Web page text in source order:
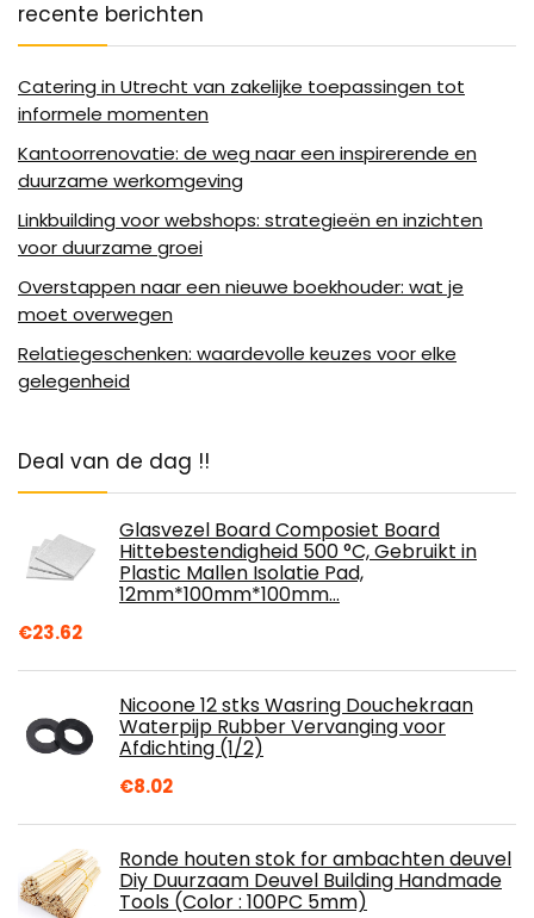
recente berichten
Catering in Utrecht van zakelijke toepassingen tot
informele momenten
Kantoorrenovatie: de weg naar een inspirerende en
duurzame werkomgeving
Linkbuilding voor webshops: strategieën en inzichten
voor duurzame groei
Overstappen naar een nieuwe boekhouder: wat je
moet overwegen
Relatiegeschenken: waardevolle keuzes voor elke
gelegenheid
Deal van de dag !!
Glasvezel Board Composiet Board
Hittebestendigheid 500 °C, Gebruikt in
Plastic Mallen Isolatie Pad,
12mm*100mm*100mm…
€23.62
Nicoone 12 stks Wasring Douchekraan
Waterpijp Rubber Vervanging voor
Afdichting (1/2)
€8.02
Ronde houten stok for ambachten deuvel
Diy Duurzaam Deuvel Building Handmade
Tools (Color : 100PC 5mm)